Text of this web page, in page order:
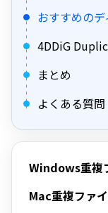
おすすめの
4DDiG
まとめ
よくある質問
Windows重複
Mac重複ファ